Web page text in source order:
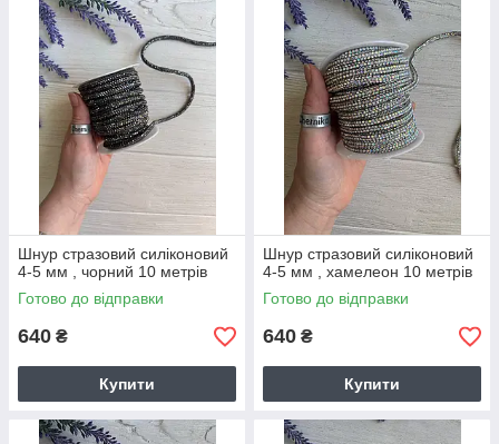
Шнур стразовий силіконовий
4-5 мм , чорний 10 метрів
Готово до відправки
640 ₴
Купити
Шнур стразовий силіконовий
4-5 мм , хамелеон 10 метрів
Готово до відправки
640 ₴
Купити